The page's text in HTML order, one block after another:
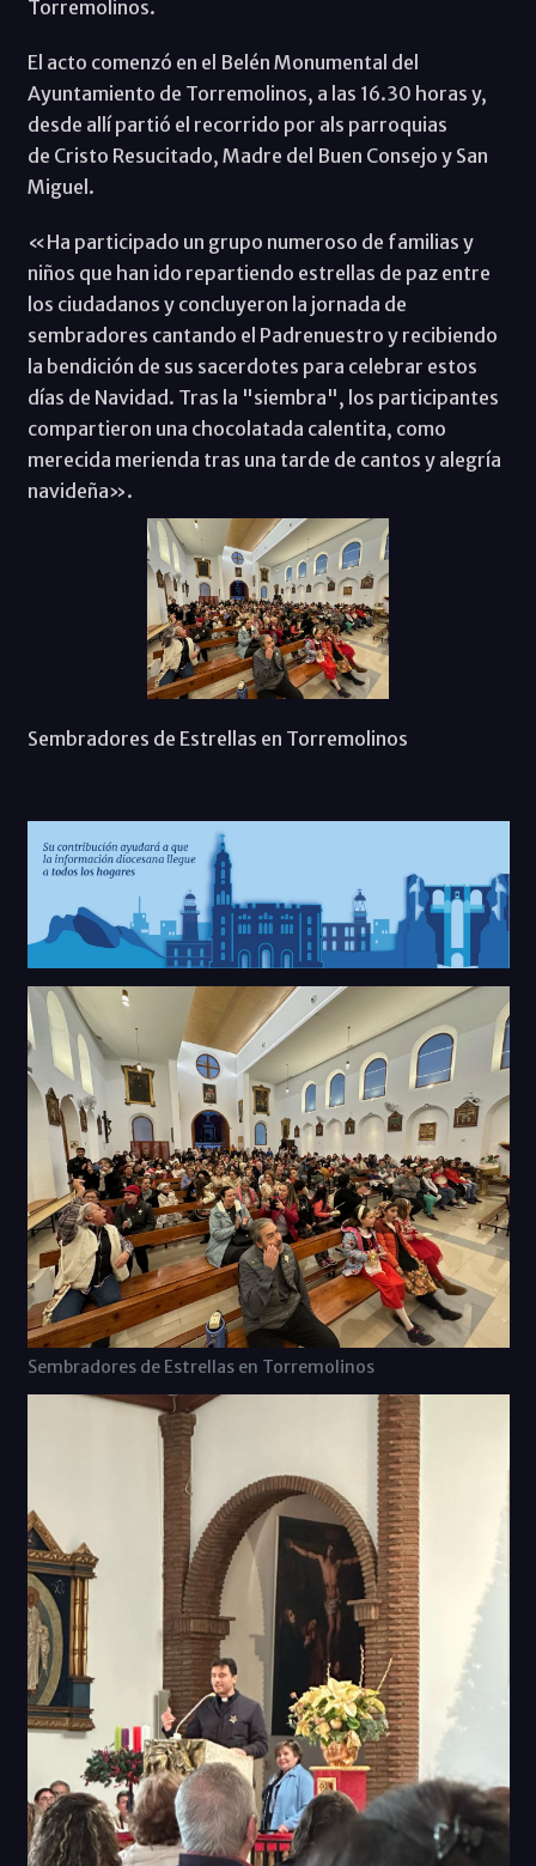
Torremolinos.
El acto comenzó en el Belén Monumental del
Ayuntamiento de Torremolinos, a las 16.30 horas y,
desde allí partió el recorrido por als parroquias
de Cristo Resucitado, Madre del Buen Consejo y San
Miguel.
«Ha participado un grupo numeroso de familias y
niños que han ido repartiendo estrellas de paz entre
los ciudadanos y concluyeron la jornada de
sembradores cantando el Padrenuestro y recibiendo
la bendición de sus sacerdotes para celebrar estos
días de Navidad. Tras la "siembra", los participantes
compartieron una chocolatada calentita, como
merecida merienda tras una tarde de cantos y alegría
navideña».
Sembradores de Estrellas en Torremolinos
Sembradores de Estrellas en Torremolinos